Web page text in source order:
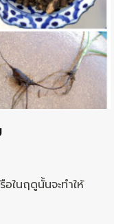
ในฤดูนั้นจะทำให้